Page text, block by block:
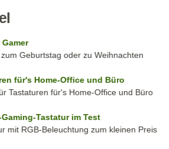
Geburtstag oder zu Weihnachten
für's Home-Office und Büro
Tastaturen für's Home-Office und Büro
Tastatur im Test
mit RGB-Beleuchtung zum kleinen Preis